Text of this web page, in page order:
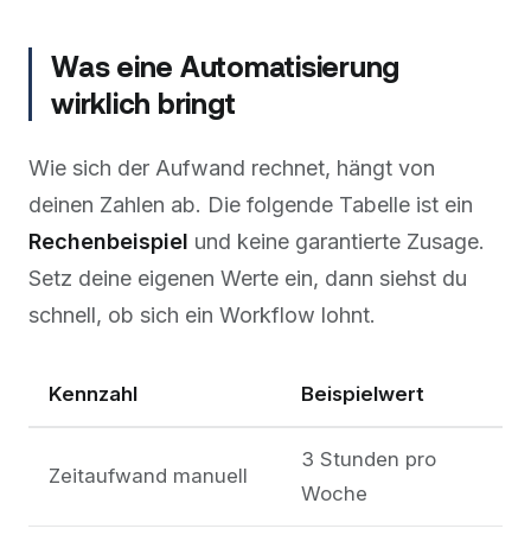
Was eine Automatisierung
wirklich bringt
Wie sich der Aufwand rechnet, hängt von
deinen Zahlen ab. Die folgende Tabelle ist ein
Rechenbeispiel und keine garantierte Zusage.
Setz deine eigenen Werte ein, dann siehst du
schnell, ob sich ein Workflow lohnt.
Kennzahl Beispielwert
Zeitaufwand manuell
3 Stunden pro
Woche